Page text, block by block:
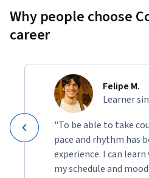
Why people choose
career
Felipe M.
Learner
"To be able to take
pace and rhythm has
experience. I can
my schedule and